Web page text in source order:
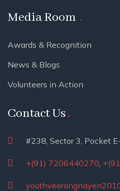
Media Room
Awards & Recognition
News & Blogs
Volunteers in Action
Contact Us
#238, Sector 3, Pocket
+(91) 7206440270